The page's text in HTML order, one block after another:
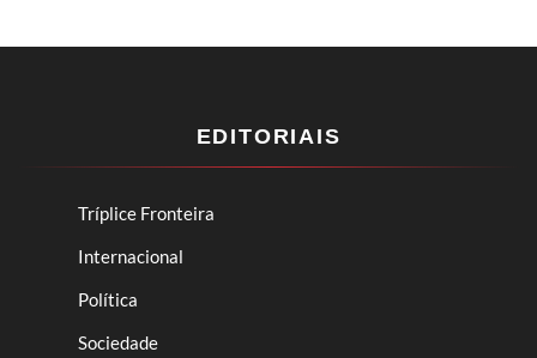
EDITORIAIS
Tríplice Fronteira
Internacional
Política
Sociedade